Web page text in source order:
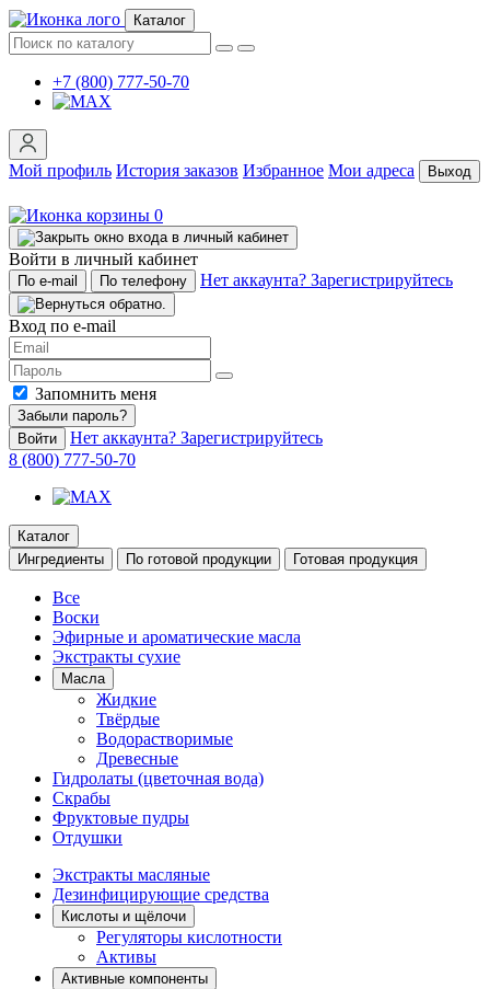
Каталог
+7 (800) 777-50-70
Мой профиль История заказов Избранное Мои адреса Выход
0
Войти в личный кабинет
По e-mail По телефону Нет аккаунта? Зарегистрируйтесь
Вход по e-mail
Запомнить меня
Забыли пароль?
Войти
Нет аккаунта? Зарегистрируйтесь
8 (800) 777-50-70
Каталог
Ингредиенты
По готовой продукции Готовая продукция
Все
Воски
Эфирные и ароматические масла
Экстракты сухие
Масла
Жидкие
Твёрдые
Водорастворимые
Древесные
Гидролаты (цветочная вода)
Скрабы
Фруктовые пудры
Отдушки
Экстракты масляные
Дезинфицирующие средства
Кислоты и щёлочи
Регуляторы кислотности
Активы
Активные компоненты